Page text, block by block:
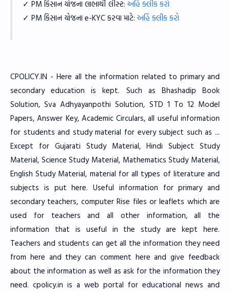
✓ PM કિસાન યોજના લાભાર્થી લીસ્ટ: અહિં ક્લીક કરો
✓ PM કિસાન યોજના e-KYC કરવા માટે: અહિં ક્લીક કરો
CPOLICY.IN - Here all the information related to primary and
secondary education is kept. Such as Bhashadip Book
Solution, Sva Adhyayanpothi Solution, STD 1 To 12 Model
Papers, Answer Key, Academic Circulars, all useful information
for students and study material for every subject such as ...
Except for Gujarati Study Material, Hindi Subject Study
Material, Science Study Material, Mathematics Study Material,
English Study Material, material for all types of literature and
subjects is put here. Useful information for primary and
secondary teachers, computer Rise files or leaflets which are
used for teachers and all other information, all the
information that is useful in the study are kept here.
Teachers and students can get all the information they need
from here and they can comment here and give feedback
about the information as well as ask for the information they
need. cpolicy.in is a web portal for educational news and